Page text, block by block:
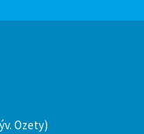
Ozety)